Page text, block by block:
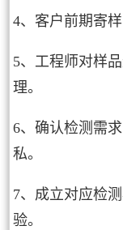
4、客户前期寄
5、工程师对样
理。
6、确认检测需
私。
7、成立对应检
验。